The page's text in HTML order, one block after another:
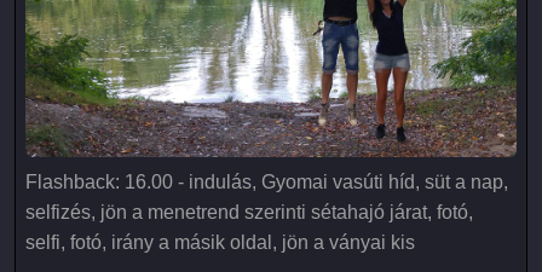
Flashback: 16.00 - indulás, Gyomai vasúti híd, süt a nap,
selfizés, jön a menetrend szerinti sétahajó járat, fotó,
selfi, fotó, irány a másik oldal, jön a ványai kis